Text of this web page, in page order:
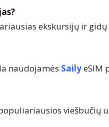
ekskursijų ir
naudojamės SailyeSIM
viešbučių